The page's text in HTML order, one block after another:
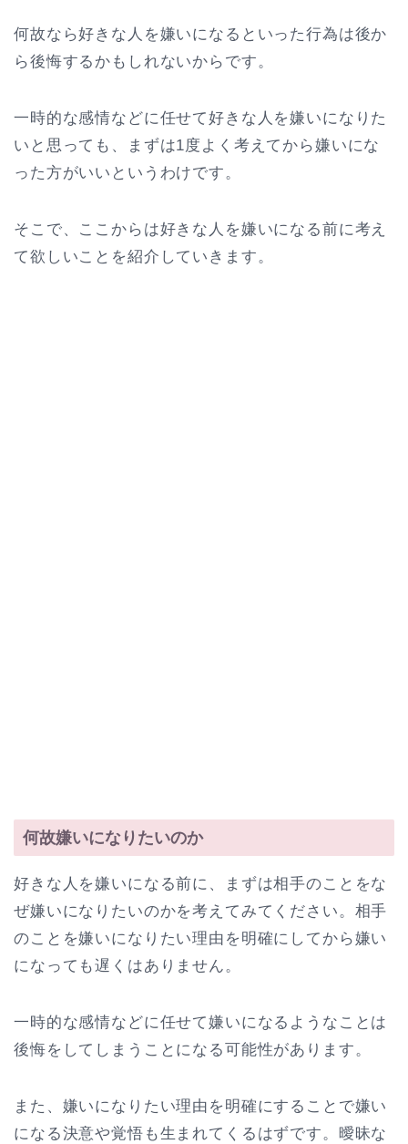
何故なら好きな人を嫌いになるといった行為は後か
ら後悔するかもしれないからです。
一時的な感情などに任せて好きな人を嫌いになりた
いと思っても、まずは1度よく考えてから嫌いにな
った方がいいというわけです。
そこで、ここからは好きな人を嫌いになる前に考え
て欲しいことを紹介していきます。
何故嫌いになりたいのか
好きな人を嫌いになる前に、まずは相手のことをな
ぜ嫌いになりたいのかを考えてみてください。相手
のことを嫌いになりたい理由を明確にしてから嫌い
になっても遅くはありません。
一時的な感情などに任せて嫌いになるようなことは
後悔をしてしまうことになる可能性があります。
また、嫌いになりたい理由を明確にすることで嫌い
になる決意や覚悟も生まれてくるはずです。曖昧な